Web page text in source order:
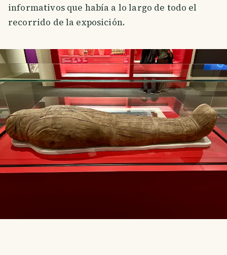
informativos que había a lo largo de todo el
recorrido de la exposición.